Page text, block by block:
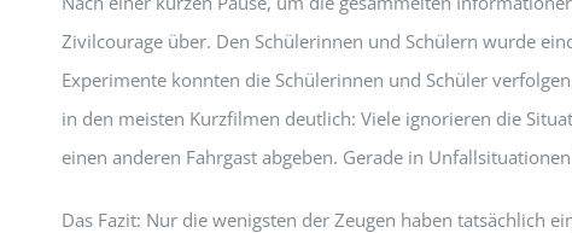
Zivilcourage über. Den Schülerinnen und Schülern wurde
Experimente konnten die Schülerinnen und Schüler
in den meisten Kurzfilmen deutlich: Viele ignorieren die
einen anderen Fahrgast abgeben. Gerade in
Das Fazit: Nur die wenigsten der Zeugen haben tatsächlich